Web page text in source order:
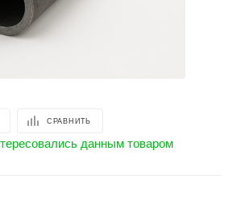
СРАВНИТЬ
данным товаром